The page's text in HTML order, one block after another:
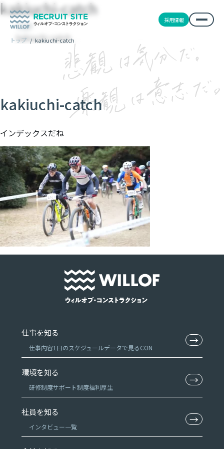
採用情報
トップ / kakiuchi-catch
kakiuchi-catch
TOP
kakiuchi-catch
kakiuchi-catch
インデックスだね
仕事を知る
仕事内容1日のスケジュールデータで見るCON
→
環境を知る
研修制度サポート制度福利厚生
→
社員を知る
インタビュー一覧
→